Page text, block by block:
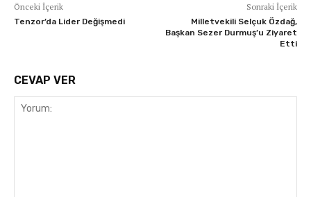
Önceki İçerik
Tenzor’da Lider Değişmedi
Sonraki İçerik
Milletvekili Selçuk Özdağ,
Başkan Sezer Durmuş’u Ziyaret
Etti
CEVAP VER